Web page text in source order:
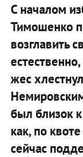
С началом
Тимошенко
возглавить
жес
был близок
как, по
сейчас